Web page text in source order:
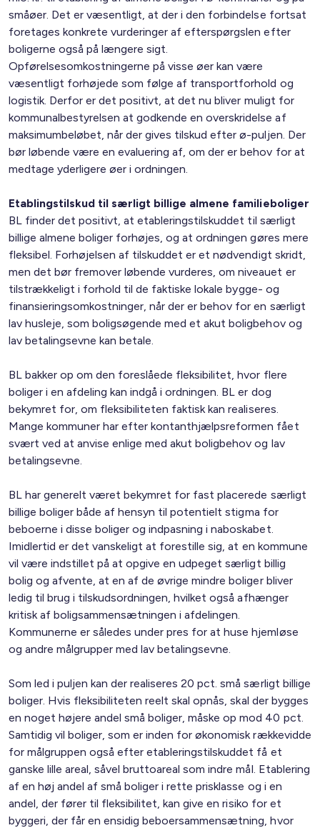
småøer. Det er væsentligt, at der i den forbindelse fortsat
foretages konkrete vurderinger af efterspørgslen efter
boligerne også på længere sigt.
Opførelsesomkostningerne på visse øer kan være
væsentligt forhøjede som følge af transportforhold og
logistik. Derfor er det positivt, at det nu bliver muligt for
kommunalbestyrelsen at godkende en overskridelse af
maksimumbeløbet, når der gives tilskud efter ø-puljen. Der
bør løbende være en evaluering af, om der er behov for at
medtage yderligere øer i ordningen.
Etablingstilskud til særligt billige almene familieboliger
BL finder det positivt, at etableringstilskuddet til særligt
billige almene boliger forhøjes, og at ordningen gøres mere
fleksibel. Forhøjelsen af tilskuddet er et nødvendigt skridt,
men det bør fremover løbende vurderes, om niveauet er
tilstrækkeligt i forhold til de faktiske lokale bygge- og
finansieringsomkostninger, når der er behov for en særligt
lav husleje, som boligsøgende med et akut boligbehov og
lav betalingsevne kan betale.
BL bakker op om den foreslåede fleksibilitet, hvor flere
boliger i en afdeling kan indgå i ordningen. BL er dog
bekymret for, om fleksibiliteten faktisk kan realiseres.
Mange kommuner har efter kontanthjælpsreformen fået
svært ved at anvise enlige med akut boligbehov og lav
betalingsevne.
BL har generelt været bekymret for fast placerede særligt
billige boliger både af hensyn til potentielt stigma for
beboerne i disse boliger og indpasning i naboskabet.
Imidlertid er det vanskeligt at forestille sig, at en kommune
vil være indstillet på at opgive en udpeget særligt billig
bolig og afvente, at en af de øvrige mindre boliger bliver
ledig til brug i tilskudsordningen, hvilket også afhænger
kritisk af boligsammensætningen i afdelingen.
Kommunerne er således under pres for at huse hjemløse
og andre målgrupper med lav betalingsevne.
Som led i puljen kan der realiseres 20 pct. små særligt billige
boliger. Hvis fleksibiliteten reelt skal opnås, skal der bygges
en noget højere andel små boliger, måske op mod 40 pct.
Samtidig vil boliger, som er inden for økonomisk rækkevidde
for målgruppen også efter etableringstilskuddet få et
ganske lille areal, såvel bruttoareal som indre mål. Etablering
af en høj andel af små boliger i rette prisklasse og i en
andel, der fører til fleksibilitet, kan give en risiko for et
byggeri, der får en ensidig beboersammensætning, hvor